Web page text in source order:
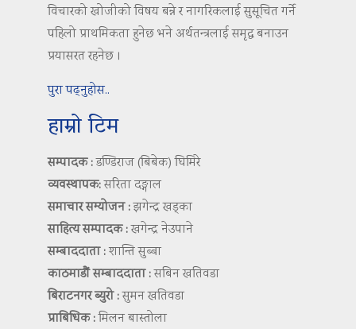
विचारको खोजीको विषय बन्ने र नागरिकलाई सुसूचित गर्ने
पहिलो प्राथमिकता हुनेछ भने अर्थतन्त्रलाई समृद्ध बनाउन
प्रयासरत रहनेछ ।
पुरा पढ्नुहोस..
हाम्रो टिम
सम्पादक :डण्डिराज (बिबेक) घिमिरे
व्यवस्थापक:सरिता दङ्गाल
समाचार सम्योजन :झगेन्द्र खड्का
साहित्य सम्पादक :खगेन्द्र नेउपाने
सम्बाददाता :शान्ति सुब्बा
काठमाडौं सम्बाददाता :सबिन खतिवडा
बिराटनगर ब्युरो :सुमन खतिवडा
प्राबिधिक :मिलन बास्तोला